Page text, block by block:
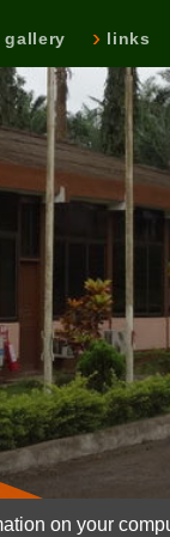
links
on your